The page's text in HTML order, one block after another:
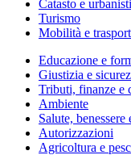
Catasto e
Turismo
Mobilità e
Educazione e
Giustizia e
Tributi, finanze e
Ambiente
Salute, benessere
Autorizzazioni
Agricoltura e